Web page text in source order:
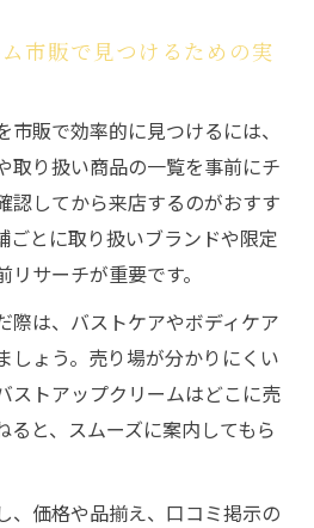
市販で見つけるための実
販で効率的に見つけるには、
取り扱い商品の一覧を事前にチ
認してから来店するのがおすす
ごとに取り扱いブランドや限定
サーチが重要です。
際は、バストケアやボディケア
しょう。売り場が分かりにくい
ストアップクリームはどこに売
ると、スムーズに案内してもら
、価格や品揃え、口コミ掲示の